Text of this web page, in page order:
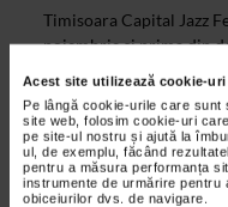
Acest site utilizează cookie-uri
Pe lângă cookie-urile care
site web, folosim cookie-uri
pe site-ul nostru și ajută la
ul, de exemplu, făcând
pentru a măsura performanța
instrumente de urmărire pentru
obiceiurilor dvs. de navigare.
Timisoara Capital Jazz
noiembrie si prima din
eveniment organizat de
VIDEO